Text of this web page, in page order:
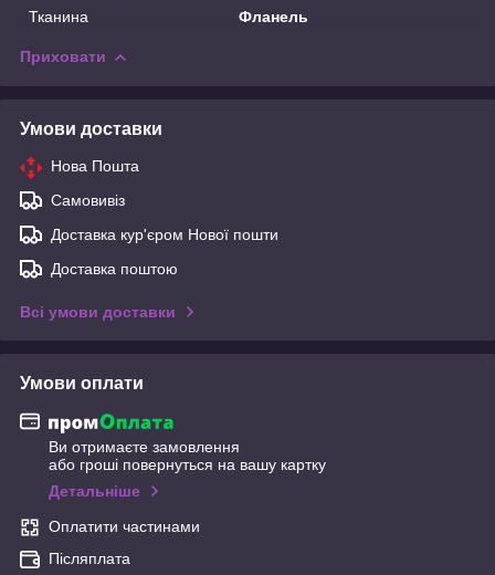
Тканина
Фланель
Приховати
Умови доставки
Нова Пошта
Самовивіз
Доставка кур'єром Нової пошти
Доставка поштою
Всі умови доставки
Умови оплати
Ви отримаєте замовлення
або гроші повернуться на вашу картку
Детальніше
Оплатити частинами
Післяплата